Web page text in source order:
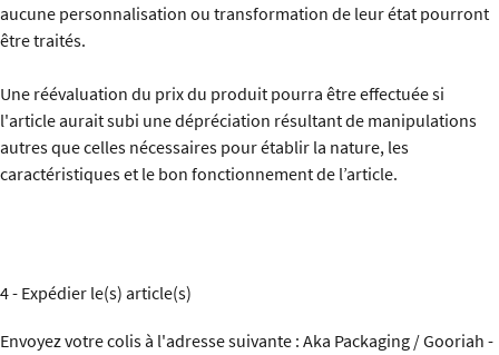
aucune personnalisation ou transformation de leur état pourront
être traités.
Une réévaluation du prix du produit pourra être effectuée si
l'article aurait subi une dépréciation résultant de manipulations
autres que celles nécessaires pour établir la nature, les
caractéristiques et le bon fonctionnement de l’article.
4 - Expédier le(s) article(s)
Envoyez votre colis à l'adresse suivante : Aka Packaging / Gooriah -